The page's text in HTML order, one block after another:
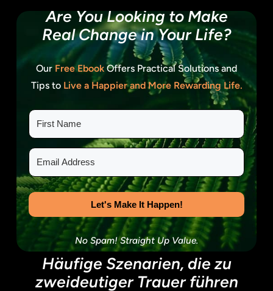
Are You Looking toMake
Real Changein Your Life?
Our Free EbookOffers Practical Solutions and
Tips to Live a Happier and More Rewarding Life.
Let's Make It Happen!
No Spam! Straight Up Value.
Häufige Szenarien, die zu
zweideutiger Trauer führen